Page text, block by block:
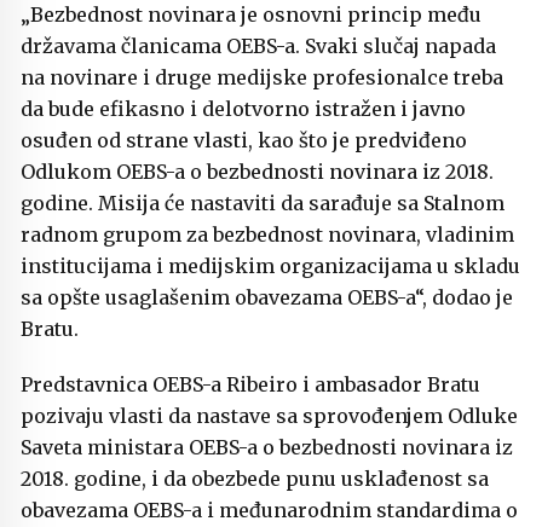
„Bezbednost novinara je osnovni princip među
državama članicama OEBS-a. Svaki slučaj napada
na novinare i druge medijske profesionalce treba
da bude efikasno i delotvorno istražen i javno
osuđen od strane vlasti, kao što je predviđeno
Odlukom OEBS-a o bezbednosti novinara iz 2018.
godine. Misija će nastaviti da sarađuje sa Stalnom
radnom grupom za bezbednost novinara, vladinim
institucijama i medijskim organizacijama u skladu
sa opšte usaglašenim obavezama OEBS-a“, dodao je
Bratu.
Predstavnica OEBS-a Ribeiro i ambasador Bratu
pozivaju vlasti da nastave sa sprovođenjem Odluke
Saveta ministara OEBS-a o bezbednosti novinara iz
2018. godine, i da obezbede punu usklađenost sa
obavezama OEBS-a i međunarodnim standardima o